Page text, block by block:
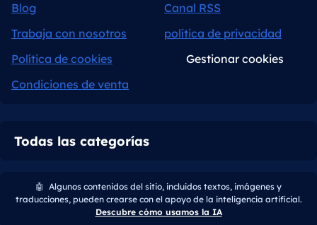
Blog
Canal RSS
Trabaja con nosotros
política de privacidad
Política de cookies
Gestionar cookies
Condiciones de venta
Todas las categorías
🤖 Algunos contenidos del sitio, incluidos textos, imágenes y
traducciones, pueden crearse con el apoyo de la inteligencia artificial.
Descubre cómo usamos la IA